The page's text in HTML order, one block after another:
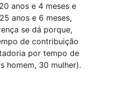
anos e 4 meses e
anos e 6 meses,
se dá porque,
de contribuição
por tempo de
homem, 30 mulher).